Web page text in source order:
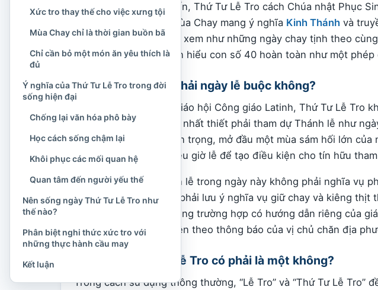
Theo cách tính phổ biến, Thứ Tư Lễ Tro cách Chúa nhật Phục
Con số 40 ngày của Mùa Chay mang ý nghĩa Kinh Thánh và
Chúa nhậtkhông được xem như những ngày chay tịnh theo
tuần. Vì vậy, không nên hiểu con số 40 hoàn toàn như một phép
Thứ Tư Lễ Tro có phải ngày lễ buộc không?
Theo luật chung của Giáo hội Công giáo Latinh, Thứ Tư Lễ Tro
lễ buộc mà mọi tín hữu nhất thiết phải tham dự Thánh lễ như
ngày phụng vụ rất quan trọng, mở đầu một mùa sám hối lớn của
xứ thường tổ chức nhiều giờ lễ để tạo điều kiện cho tín hữu
Dù việc tham dự Thánh lễ trong ngày này không phải nghĩa vụ
tín hữu Công giáo vẫn phải lưu ý nghĩa vụ giữ chay và kiêng thịt
quy định liên quan. Trong trường hợp có hướng dẫn riêng của
Công giáo nên thực hiện theo thông báo của vị chủ chăn địa
Lễ Tro và Thứ Tư Lễ Tro có phải là một không?
Trong cách sử dụng thông thường, “Lễ Tro” và “Thứ Tư Lễ Tro”
Xức tro thay thế cho việc xưng tội
Mùa Chay chỉ là thời gian buồn bã
Chỉ cần bỏ một món ăn yêu thích là
đủ
Ý nghĩa của Thứ Tư Lễ Tro trong đời
sống hiện đại
Chống lại văn hóa phô bày
Học cách sống chậm lại
Khôi phục các mối quan hệ
Quan tâm đến người yếu thế
Nên sống ngày Thứ Tư Lễ Tro như
thế nào?
Phân biệt nghi thức xức tro với
những thực hành cầu may
Kết luận